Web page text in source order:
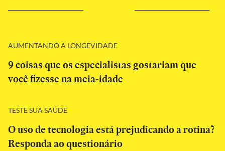
AUMENTANDO A LONGEVIDADE
9 coisas que os especialistas gostariam que
você fizesse na meia-idade
TESTE SUA SAÚDE
O uso de tecnologia está prejudicando a rotina?
Responda ao questionário